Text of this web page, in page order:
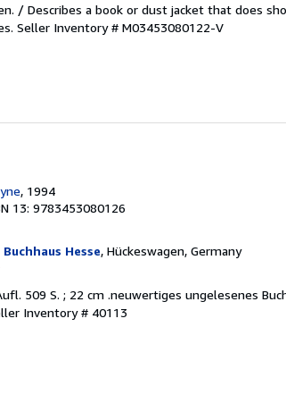
/ Describes a book or dust jacket that does
Seller Inventory # M03453080122-V
, 1994
13: 9783453080126
Hesse, Hückeswagen, Germany
509 S. ; 22 cm .neuwertiges ungelesenes
Inventory # 40113